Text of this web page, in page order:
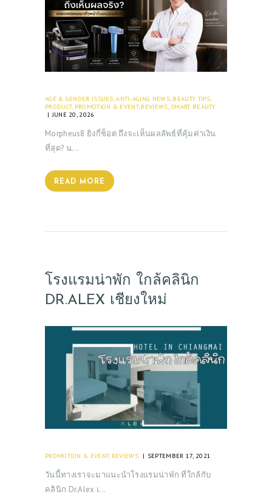
SERVICES
BEAUTY TIPS
PATIENT REVIEWS
PRE & POST CAUTIONS
CONSULT & RESERVATION
AGE & GENDER ISSUES,ANTI-AGING NEWS, BEAUTY TIPS,
PRODUCT, PROMOTION & EVENT, REVIEWS, SMART BEAUTY
JUNE 20, 2026
Morpheus8 ยิงกี่ช็อต ถึงจะเห็นผลลัพธ์ที่คุ้มค่าเงิน
ที่สุด? น…
READ MORE
โรงแรมน่าพัก ใกล้คลินิก
DR.ALEX เชียงใหม่
PROMOTION & EVENT, REVIEWS SEPTEMBER 17, 2021
วันนี้ทางเราจะมาแนะนำโรงแรมน่าพัก ที่ใกล้กับ
คลินิก Dr.Alex เ…